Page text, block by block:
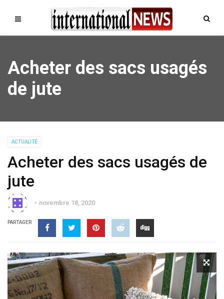
Acheter des sacs usagés
de jute
ACTUALITÉ
Acheter des sacs usagés de
jute
novembre 18, 2020
PARTAGER